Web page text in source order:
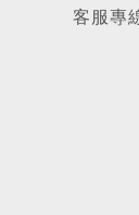
客服專